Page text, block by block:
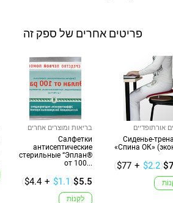
פריטים אחרים של ספק זה
בריאות ומוצרים אחרים
Салфетки
антисептические
стерильные “Эплан®
от 100...
$5.5
($4.4 + $1.1 )
לִקְנוֹת
אורתופדיים
Cиденье-
«Спина ОК»
($77 + $2.2)